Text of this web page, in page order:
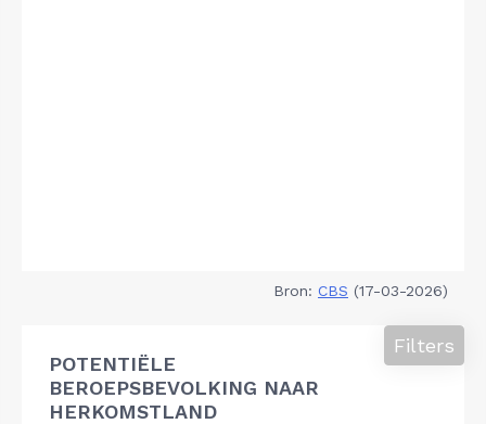
Bron: CBS (17-03-2026)
POTENTIËLE
BEROEPSBEVOLKING NAAR
HERKOMSTLAND
Filters